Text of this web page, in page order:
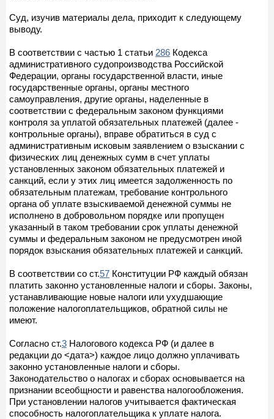
Суд, изучив материалы дела, приходит к следующему
выводу.
В соответствии с частью 1 статьи 286 Кодекса
административного судопроизводства Российской
Федерации, органы государственной власти, иные
государственные органы, органы местного
самоуправления, другие органы, наделенные в
соответствии с федеральным законом функциями
контроля за уплатой обязательных платежей (далее -
контрольные органы), вправе обратиться в суд с
административным исковым заявлением о взыскании с
физических лиц денежных сумм в счет уплаты
установленных законом обязательных платежей и
санкций, если у этих лиц имеется задолженность по
обязательным платежам, требование контрольного
органа об уплате взыскиваемой денежной суммы не
исполнено в добровольном порядке или пропущен
указанный в таком требовании срок уплаты денежной
суммы и федеральным законом не предусмотрен иной
порядок взыскания обязательных платежей и санкций.
В соответствии со ст.57 Конституции РФ каждый обязан
платить законно установленные налоги и сборы. Законы,
устанавливающие новые налоги или ухудшающие
положение налогоплательщиков, обратной силы не
имеют.
Согласно ст.3 Налогового кодекса РФ (и далее в
редакции до <дата>) каждое лицо должно уплачивать
законно установленные налоги и сборы.
Законодательство о налогах и сборах основывается на
признании всеобщности и равенства налогообложения.
При установлении налогов учитывается фактическая
способность налогоплательщика к уплате налога.